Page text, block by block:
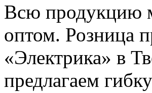
Всю продукцию
оптом. Розница
«Электрика» в
предлагаем